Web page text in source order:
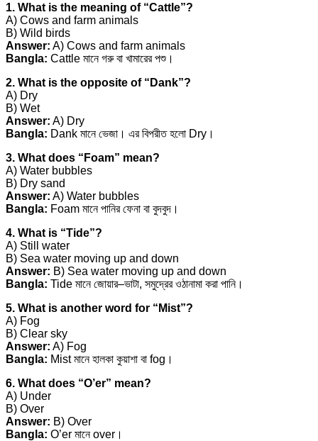
1. What is the meaning of “Cattle”?
A) Cows and farm animals
B) Wild birds
Answer: A) Cows and farm animals
Bangla: Cattle মানে গরু বা খামারের পশু।
2. What is the opposite of “Dank”?
A) Dry
B) Wet
Answer: A) Dry
Bangla: Dank মানে ভেজা। এর বিপরীত হলো Dry।
3. What does “Foam” mean?
A) Water bubbles
B) Dry sand
Answer: A) Water bubbles
Bangla: Foam মানে পানির ফেনা বা বুদবুদ।
4. What is “Tide”?
A) Still water
B) Sea water moving up and down
Answer: B) Sea water moving up and down
Bangla: Tide মানে জোয়ার–ভাটা, সমুদ্রের ওঠানামা করা পানি।
5. What is another word for “Mist”?
A) Fog
B) Clear sky
Answer: A) Fog
Bangla: Mist মানে হালকা কুয়াশা বা fog।
6. What does “O’er” mean?
A) Under
B) Over
Answer: B) Over
Bangla: O’er মানে over।